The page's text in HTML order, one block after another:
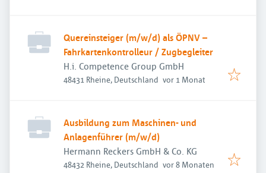
Quereinsteiger (m/w/d) als ÖPNV –
Fahrkartenkontrolleur / Zugbegleiter
H.i. Competence Group GmbH
48431 Rheine, Deutschland Veröffentlicht
vor 1 Monat
Ausbildung zum Maschinen- und
Anlagenführer (m/w/d)
Hermann Reckers GmbH & Co. KG
48432 Rheine, Deutschland Veröffentlicht:
vor 8 Monaten